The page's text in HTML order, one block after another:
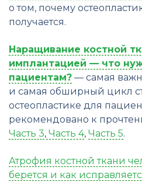
о том, почему
получается.
Наращивание костной
имплантацией — что
пациентам? — самая
и самая обширный цикл
остеопластике для
рекомендовано к
Часть 3, Часть 4, Часть 5.
Атрофия костной ткани
берется и как